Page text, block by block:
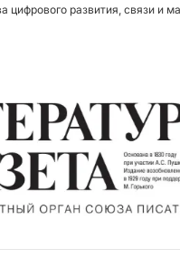
цифрового развития, связи и